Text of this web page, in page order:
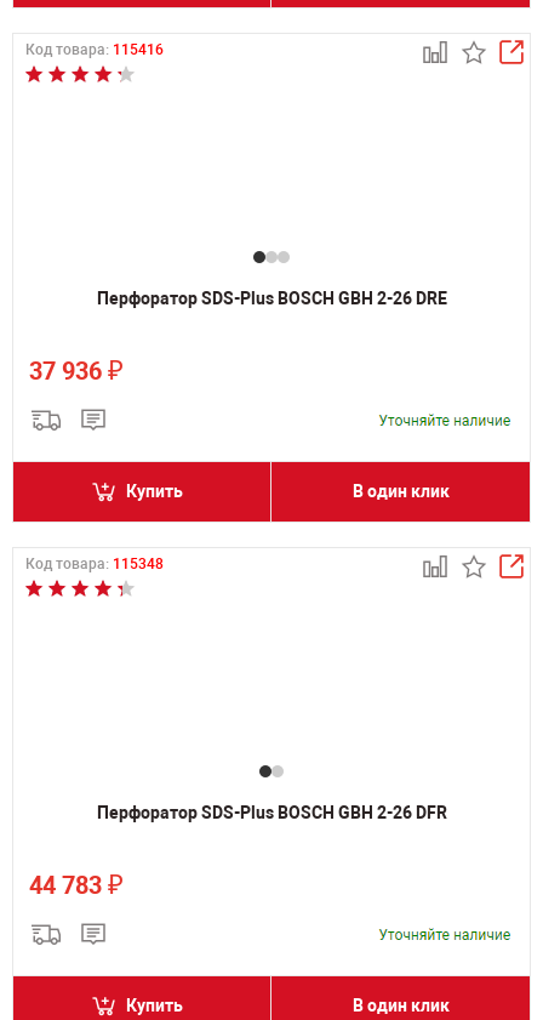
Код товара: 115416
Перфоратор SDS-Plus BOSCH GBH 2-26 DRE
37 936 ₽
Купить В один клик
Код товара: 115348
Перфоратор SDS-Plus BOSCH GBH 2-26 DFR
44 783 ₽
Купить В один клик